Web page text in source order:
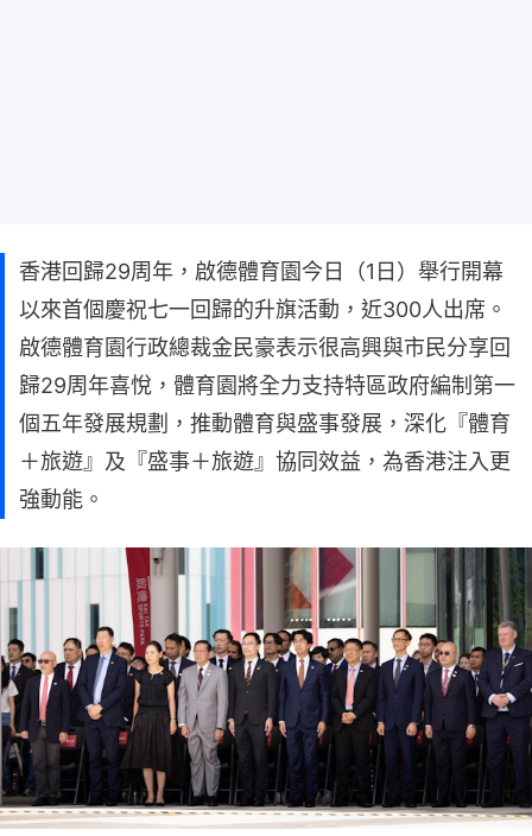
香港回歸29周年，啟德體育園今日（1日）舉行開幕
以來首個慶祝七一回歸的升旗活動，近300人出席。
啟德體育園行政總裁金民豪表示很高興與市民分享回
歸29周年喜悅，體育園將全力支持特區政府編制第一
個五年發展規劃，推動體育與盛事發展，深化『體育
＋旅遊』及『盛事＋旅遊』協同效益，為香港注入更
強動能。